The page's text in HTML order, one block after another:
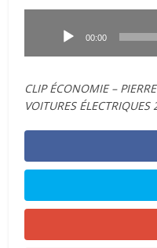
00:00
CLIP ÉCONOMIE –
VOITURES